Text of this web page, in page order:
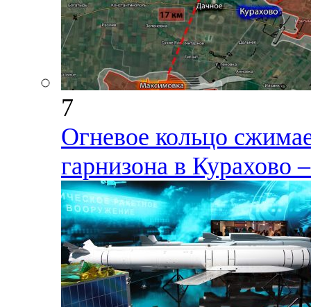
7
Огневое кольцо
гарнизона в Курахово